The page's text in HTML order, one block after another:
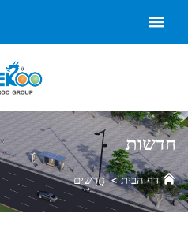
חדשות
דף הבית>חֲדָשִים